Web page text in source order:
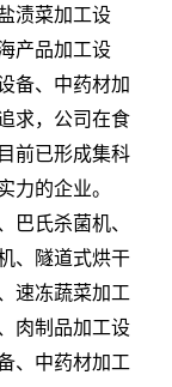
渍菜加工设
产品加工设
备、中药材加
求，公司在食
前已形成集科
力的企业。
巴氏杀菌机、
、隧道式烘干
速冻蔬菜加工
肉制品加工设
、中药材加工